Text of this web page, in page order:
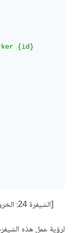
{id}
[الشيفرة 24: الخروج صراحةً من الحلقة عندما تعيد
لرؤية عمل هذه